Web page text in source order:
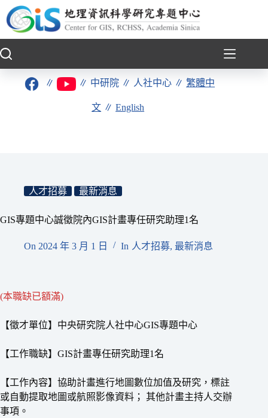
至
要
∥ ∥ 中研院 ∥ 人社中心 ∥繁體中
文 ∥English
人才招募 最新消息
GIS專題中心誠徵院內GIS計畫專任研究助理1名
On 2024 年 3 月 1 日 In 人才招募, 最新消息
(本職缺已額滿)
【徵才單位】中央研究院人社中心GIS專題中心
【工作職缺】GIS計畫專任研究助理1名
【工作內容】協助計畫進行地圖數位加值及研究，標註
或自動提取地圖或航照影像資料； 其他計畫主持人交辦
事項。